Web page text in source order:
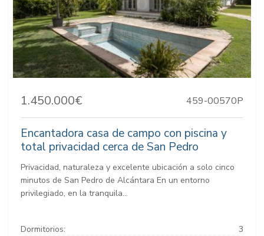
1.450.000€ 459-00570P
Encantadora casa de campo con piscina y
total privacidad cerca de San Pedro
Privacidad, naturaleza y excelente ubicación a solo cinco
minutos de San Pedro de Alcántara En un entorno
privilegiado, en la tranquila...
Dormitorios:
3